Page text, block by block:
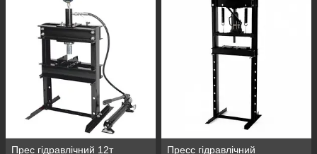
Прес гідравлічний 12т
Пресс гідравлічний